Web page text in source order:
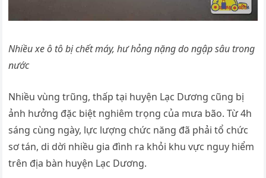
Nhiều xe ô tô bị chết máy, hư hỏng nặng do ngập sâu trong
nước
Nhiều vùng trũng, thấp tại huyện Lạc Dương cũng bị
ảnh hưởng đặc biệt nghiêm trọng của mưa bão. Từ 4h
sáng cùng ngày, lực lượng chức năng đã phải tổ chức
sơ tán, di dời nhiều gia đình ra khỏi khu vực nguy hiểm
trên địa bàn huyện Lạc Dương.